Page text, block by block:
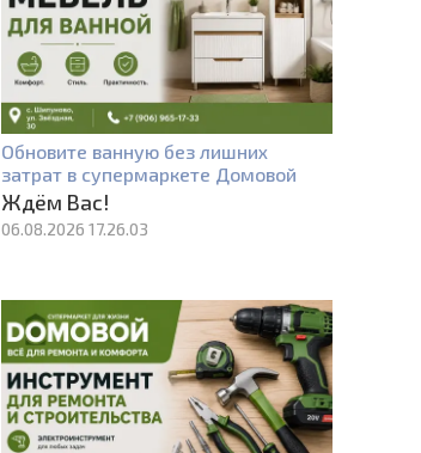
Обновите ванную без лишних
затрат в супермаркете Домовой
Ждём Вас!
06.08.2026 17.26.03